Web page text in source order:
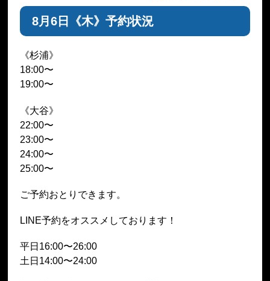
8月6日《木》予約状況
《杉浦》
18:00〜
19:00〜
《大谷》
22:00〜
23:00〜
24:00〜
25:00〜
ご予約おとりできます。
LINE予約をオススメしております！
平日16:00〜26:00
土日14:00〜24:00